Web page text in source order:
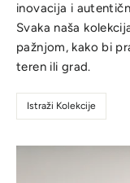
inovacija i
Svaka naša
pažnjom, kako bi
teren ili grad.
Istraži Kolekcije